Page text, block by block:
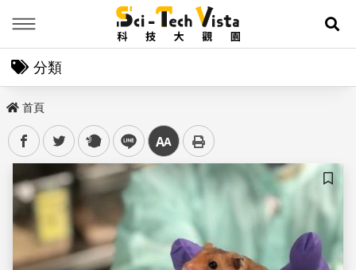
展
分類
首頁
facebooktwitter plurk line 中
儲存